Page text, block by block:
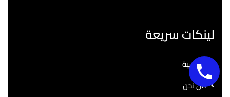
لينكات سريعة
الرئيسية
من نحن